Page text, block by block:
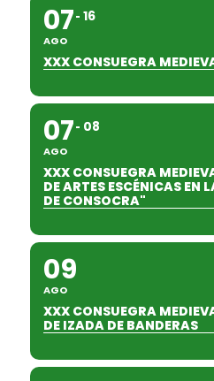
07
AGO
16
XXX CONSUEGRA
07
AGO
08
XXX CONSUEGRA
DE ARTES ESCÉNICAS EN
DE CONSOCRA"
09
AGO
XXX CONSUEGRA
DE IZADA DE BANDERAS